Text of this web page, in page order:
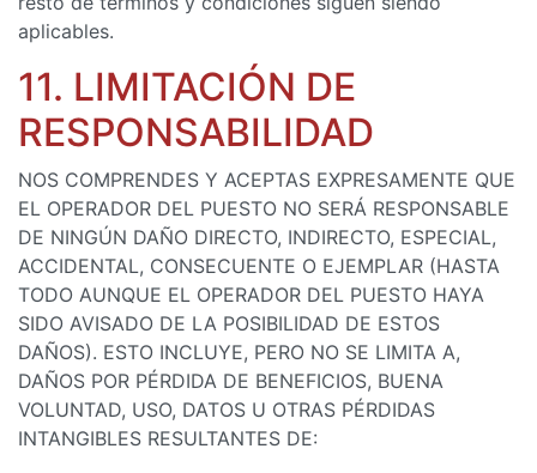
aplicables.
11. LIMITACIÓN DE
RESPONSABILIDAD
NOS COMPRENDES Y ACEPTAS EXPRESAMENTE QUE
EL OPERADOR DEL PUESTO NO SERÁ RESPONSABLE
DE NINGÚN DAÑO DIRECTO, INDIRECTO, ESPECIAL,
ACCIDENTAL, CONSECUENTE O EJEMPLAR (HASTA
TODO AUNQUE EL OPERADOR DEL PUESTO HAYA
SIDO AVISADO DE LA POSIBILIDAD DE ESTOS
DAÑOS). ESTO INCLUYE, PERO NO SE LIMITA A,
DAÑOS POR PÉRDIDA DE BENEFICIOS, BUENA
VOLUNTAD, USO, DATOS U OTRAS PÉRDIDAS
INTANGIBLES RESULTANTES DE: